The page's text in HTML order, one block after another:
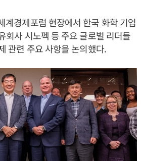
계경제포럼 현장에서 한국 화학 기업
회사 시노펙 등 주요 글로벌 리더들
관련 주요 사항을 논의했다.